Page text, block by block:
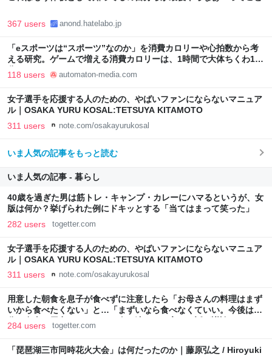
367 users anond.hatelabo.jp
「eスポーツは“スポーツ”なのか」を消費カロリーや心拍数から考
える研究。ゲームで増える消費カロリーは、1時間で大体ちくわ1本
分 - AUTOMATON
118 users automaton-media.com
女子選手を応援する人のための、やばいファンにならないマニュア
ル｜OSAKA YURU KOSAL:TETSUYA KITAMOTO
311 users note.com/osakayurukosal
いま人気の記事をもっと読む
いま人気の記事 - 暮らし
40歳を過ぎた男は筋トレ・キャンプ・カレーにハマるというが、女
版は何か？挙げられた例にドキッとする「当てはまって笑った」
282 users togetter.com
女子選手を応援する人のための、やばいファンにならないマニュア
ル｜OSAKA YURU KOSAL:TETSUYA KITAMOTO
311 users note.com/osakayurukosal
用意した朝食を息子が食べずに注意したら「お母さんの料理はまず
いから食べたくない」と…「まずいなら食べなくていい。今後は自
分で食事を用意しなさい。お金は渡す」と言った話が議論に
284 users togetter.com
「琵琶湖三市同時花火大会」は何だったのか｜藤原弘之 / Hiroyuki